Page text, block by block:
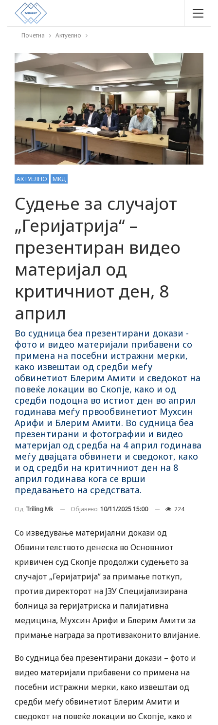
Почетна Актуелно
АКТУЕЛНО МКД
Судење за случајот
„Геријатрија“ –
презентиран видео
материјал од
критичниот ден, 8
април
Во судница беа презентирани докази -
фото и видео материјали прибавени со
примена на посебни истражни мерки,
како извештаи од средби меѓу
обвинетиот Блерим Амити и сведокот на
повеќе локации во Скопје, како и од
средби подоцна во истиот ден во април
годинава меѓу првообвинетиот Мухсин
Арифи и Блерим Амити. Во судница беа
презентирани и фотографии и видео
материјал од средба на 4 април годинава
меѓу двајцата обвинети и сведокот, како
и од средби на критичниот ден на 8
април годинава кога се врши
предавањето на средствата.
Од Triling Mk Објавено 10/11/2025 15:00 224
Со изведување материјални докази од
Обвинителството денеска во Основниот
кривичен суд Скопје продолжи судењето за
случајот „Геријатрија” за примање поткуп,
против директорот на ЈЗУ Специјализирана
болница за геријатриска и палијативна
медицина, Мухсин Арифи и Блерим Амити за
примање награда за противзаконито влијание.
Во судница беа презентирани докази – фото и
видео материјали прибавени со примена на
посебни истражни мерки, како извештаи од
средби меѓу обвинетиот Блерим Амити и
сведокот на повеќе локации во Скопје, како и